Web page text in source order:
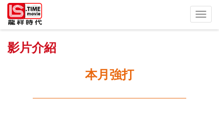
影片介紹
本月強打